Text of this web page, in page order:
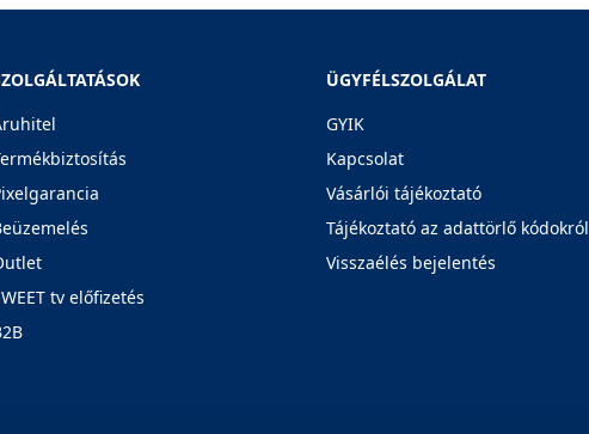
tv előfizetés
ÜGYFÉLSZOLGÁLAT
GYIK
Kapcsolat
Vásárlói tájékoztató
Tájékoztató az adattörlő kódokról
Visszaélés bejelentés